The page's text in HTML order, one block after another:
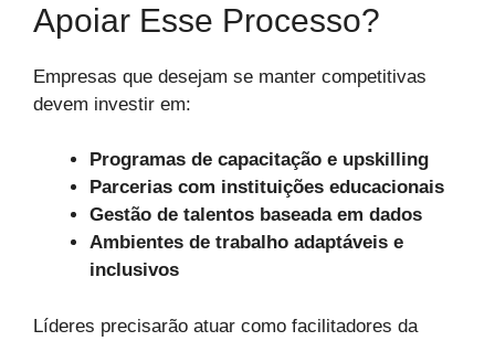
Apoiar Esse Processo?
Empresas que desejam se manter competitivas
devem investir em:
Programas de capacitação e upskilling
Parcerias com instituições educacionais
Gestão de talentos baseada em dados
Ambientes de trabalho adaptáveis e
inclusivos
Líderes precisarão atuar como facilitadores da